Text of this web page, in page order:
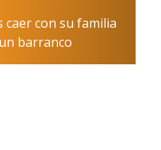
con su familia
barranco